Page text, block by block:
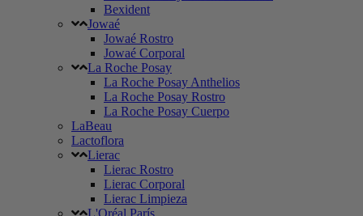
Bexident
Jowaé
Jowaé Rostro
Jowaé Corporal
La Roche Posay
La Roche Posay Anthelios
La Roche Posay Rostro
La Roche Posay Cuerpo
LaBeau
Lactoflora
Lierac
Lierac Rostro
Lierac Corporal
Lierac Limpieza